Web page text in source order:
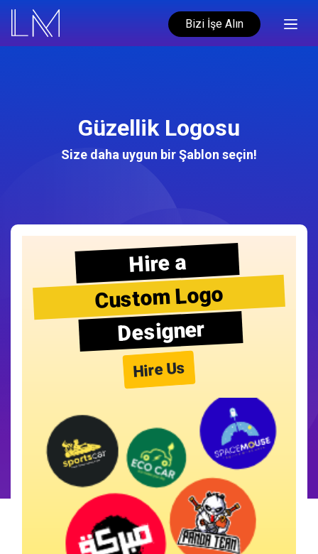
Bizi İşe Alın
Güzellik Logosu
Size daha uygun bir Şablon seçin!
Hire a
Custom Logo
Designer
Hire Us